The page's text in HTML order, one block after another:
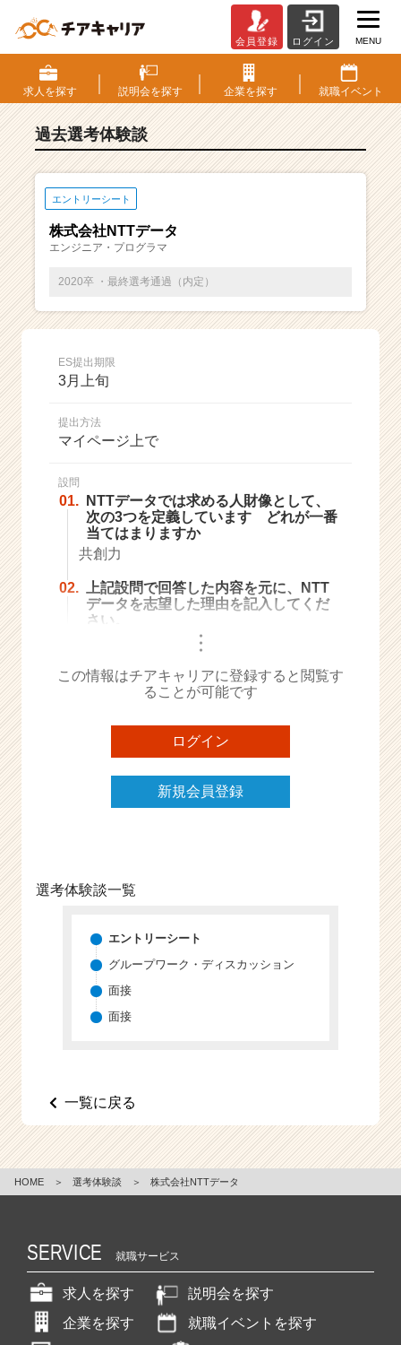
S・
選
考
験
ン
チ
ー・
成
ス
ト
が
届
活
サ
チ
ア
ャ
（C
e
r）
会員登録 ログイン MENU
求人を探す 説明会を探す 企業を探す 就職イベント
過去選考体験談
エントリーシート
株式会社NTTデータ
エンジニア・プログラマ
2020卒 ・最終選考通過（内定）
ES提出期限
3月上旬
提出方法
マイページ上で
設問
01.
NTTデータでは求める人財像として、
次の3つを定義しています どれが一番
当てはまりますか
共創力
02.
上記設問で回答した内容を元に、NTT
データを志望した理由を記入してくだ
さい。
・・・
この情報はチアキャリアに登録すると閲覧す
ることが可能です
ログイン
新規会員登録
選考体験談一覧
エントリーシート
グループワーク・ディスカッション
面接
面接
一覧に戻る
HOME ＞ 選考体験談 ＞ 株式会社NTTデータ
SERVICE 就職サービス
求人を探す
説明会を探す
企業を探す
就職イベントを探す